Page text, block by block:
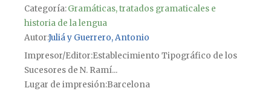
Categoría:Gramáticas, tratados gramaticales e
historia de la lengua
AutorJuliá y Guerrero, Antonio
Impresor/Editor Establecimiento Tipográfico de los
Sucesores de N. Ramí...
Lugar de impresiónBarcelona